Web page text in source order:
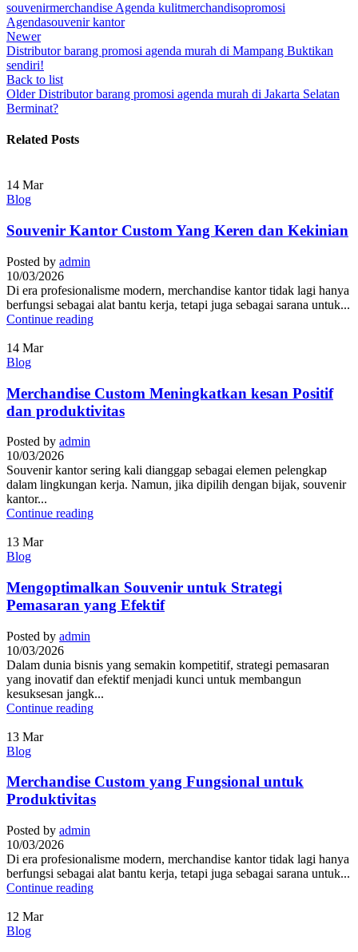
souvenirmerchandise Agenda kulitmerchandisopromosi
Agendasouvenir kantor
Newer
Distributor barang promosi agenda murah di Mampang Buktikan
sendiri!
Back to list
Older Distributor barang promosi agenda murah di Jakarta Selatan
Berminat?
Related Posts
14 Mar
Blog
Souvenir Kantor Custom Yang Keren dan Kekinian
Posted by admin
10/03/2026
Di era profesionalisme modern, merchandise kantor tidak lagi hanya
berfungsi sebagai alat bantu kerja, tetapi juga sebagai sarana untuk...
Continue reading
14 Mar
Blog
Merchandise Custom Meningkatkan kesan Positif
dan produktivitas
Posted by admin
10/03/2026
Souvenir kantor sering kali dianggap sebagai elemen pelengkap
dalam lingkungan kerja. Namun, jika dipilih dengan bijak, souvenir
kantor...
Continue reading
13 Mar
Blog
Mengoptimalkan Souvenir untuk Strategi
Pemasaran yang Efektif
Posted by admin
10/03/2026
Dalam dunia bisnis yang semakin kompetitif, strategi pemasaran
yang inovatif dan efektif menjadi kunci untuk membangun
kesuksesan jangk...
Continue reading
13 Mar
Blog
Merchandise Custom yang Fungsional untuk
Produktivitas
Posted by admin
10/03/2026
Di era profesionalisme modern, merchandise kantor tidak lagi hanya
berfungsi sebagai alat bantu kerja, tetapi juga sebagai sarana untuk...
Continue reading
12 Mar
Blog